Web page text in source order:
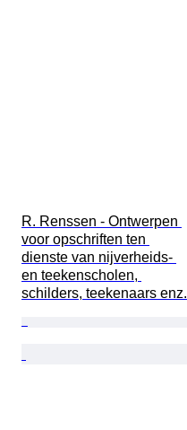
R. Renssen - Ontwerpen
voor opschriften ten
dienste van nijverheids-
en teekenscholen,
schilders, teekenaars enz.